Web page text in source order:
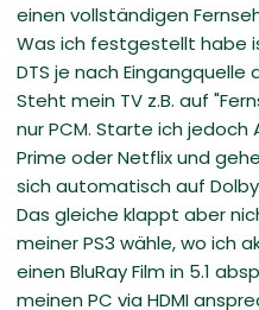
einen vollständigen
Was ich festgestellt habe
DTS je nach Eingangquelle
Steht mein TV z.B. auf
nur PCM. Starte ich jedoch
Prime oder Netflix und
sich automatisch auf
Das gleiche klappt aber
meiner PS3 wähle, wo ich
einen BluRay Film in 5.1
meinen PC via HDMI